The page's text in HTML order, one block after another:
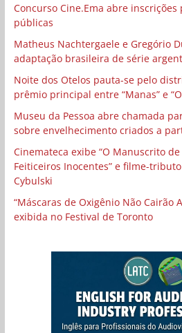
Concurso Cine.Ema abre
públicas
Matheus Nachtergaele e Gregório
adaptação brasileira de série
Noite dos Otelos pauta-se pelo
prêmio principal entre “Manas” e
Museu da Pessoa abre chamada
sobre envelhecimento criados a
Cinemateca exibe “O Manuscrito de
Feiticeiros Inocentes” e filme-
Cybulski
“Máscaras de Oxigênio Não Cairão
exibida no Festival de Toronto